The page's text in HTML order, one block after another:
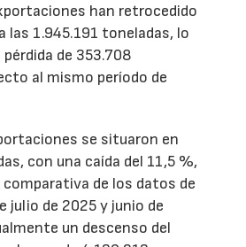
han retrocedido
las 1.945.191 toneladas, lo
de 353.708
al mismo período de
se situaron en
con una caída del 11,5 %,
de los datos de
julio de 2025 y junio de
un descenso del